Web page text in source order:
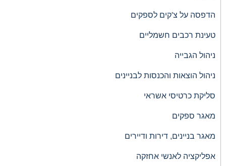
הדפסה על צ'קים לספקים
טעינת רכבים חשמליים
ניהול הגבייה
ניהול הוצאות והכנסות לבניינים
סליקת כרטיסי אשראי
מאגר ספקים
מאגר בניינים, דירות ודיירים
אפליקציה לאנשי אחזקה